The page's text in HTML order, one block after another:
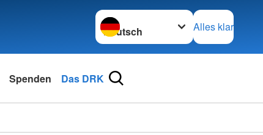
Sprache wechseln zu
Alles klar
Spenden Das DRK